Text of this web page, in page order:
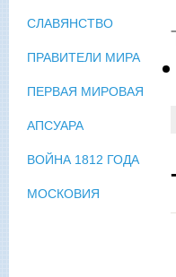
СЛАВЯНСТВО
ПРАВИТЕЛИ МИРА
ПЕРВАЯ МИРОВАЯ
АПСУАРА
ВОЙНА 1812 ГОДА
МОСКОВИЯ